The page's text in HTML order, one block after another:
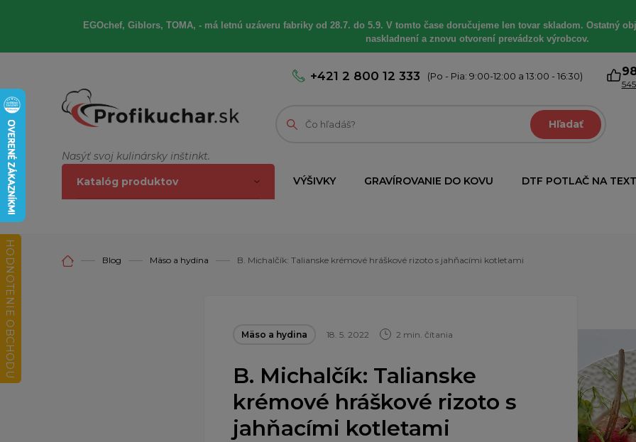
EGOchef, Giblors, TOMA, - má letnú uzáveru fabriky od 28.7. do 5.9. V tomto čase doručujeme len tovar skladom. Ostatný
naskladnení a znovu otvorení prevádzok výrobcov.
Nasýť svoj kulinársky inštinkt.
+421 2 800 12 333 (Po - Pia: 9:00-12:00 a 13:00 - 16:30)
Hľadať
Katalóg produktov VÝŠIVKY GRAVÍROVANIE DO KOVU DTF POTLAČ NA
Blog Mäso a hydina B. Michalčík: Talianske krémové hráškové rizoto s jahňacími kotletami
Mäso a hydina 18. 5. 2022 2 min. čítania
B. Michalčík: Talianske
krémové hráškové rizoto s
jahňacími kotletami
HODNOTENIE OBCHODU